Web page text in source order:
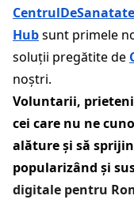
Hubsunt primele
soluții pregătite de
noștri.
Voluntarii,
cei care nu ne
alăture și să
popularizând și
digitale pentru